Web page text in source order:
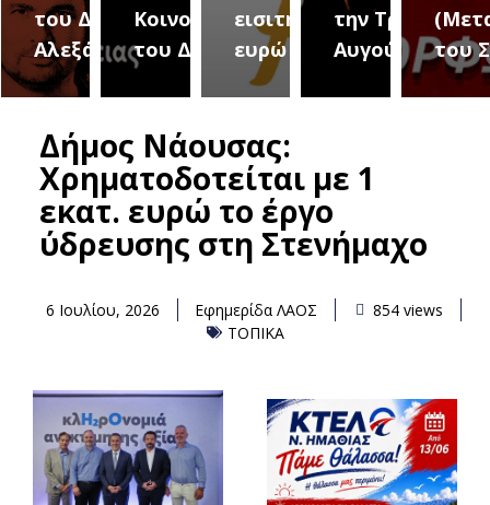
του Δήμου
Αλεξάνδρειας
Κοινοτήτων
του Δήμου
εισιτήριο 2
ευρώ
την Τρίτη 18
Αυγούστουτου
Δήμος Νάουσας:
Χρηματοδοτείται με 1
εκατ. ευρώ το έργο
ύδρευσης στη Στενήμαχο
6 Ιουλίου, 2026 Εφημερίδα ΛΑΟΣ
854 views
ΤΟΠΙΚΑ